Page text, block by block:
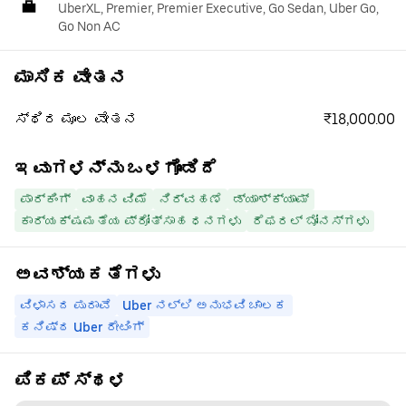
UberXL, Premier, Premier Executive, Go Sedan, Uber Go,
Go Non AC
ಮಾಸಿಕ ವೇತನ
ಸ್ಥಿರ ಮೂಲ ವೇತನ ₹18,000.00
ಇವುಗಳನ್ನು ಒಳಗೊಂಡಿದೆ
ಪಾರ್ಕಿಂಗ್ ವಾಹನ ವಿಮೆ ನಿರ್ವಹಣೆ
ಡ್ಯಾಶ್‌ಕ್ಯಾಮ್
ಕಾರ್ಯಕ್ಷಮತೆಯ ಪ್ರೋತ್ಸಾಹ ಧನಗಳು
ರೆಫರಲ್ ಬೋನಸ್‌ಗಳು
ಅವಶ್ಯಕತೆಗಳು
ವಿಳಾಸದ ಪುರಾವೆ
Uber ನಲ್ಲಿ ಅನುಭವಿ ಚಾಲಕ
ಕನಿಷ್ಠ Uber ರೇಟಿಂಗ್
ಪಿಕಪ್ ಸ್ಥಳ